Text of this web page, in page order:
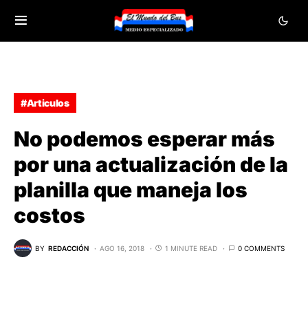
#Articulos
No podemos esperar más
por una actualización de la
planilla que maneja los
costos
BY REDACCIÓN AGO 16, 2018 1 MINUTE READ 0 COMMENTS